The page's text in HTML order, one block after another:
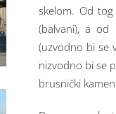
skelom. Od
(balvani), a od
(uzvodno bi se
nizvodno bi se
brusnički